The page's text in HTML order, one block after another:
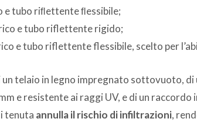
e tubo riﬂettente ﬂessibile;
e tubo riflettente rigido;
e tubo riflettente flessibile, scelto per
un telaio in legno impregnato sottovuoto,
e resistente ai raggi UV, e di un raccordo
tenuta annulla il rischio di infiltrazioni,